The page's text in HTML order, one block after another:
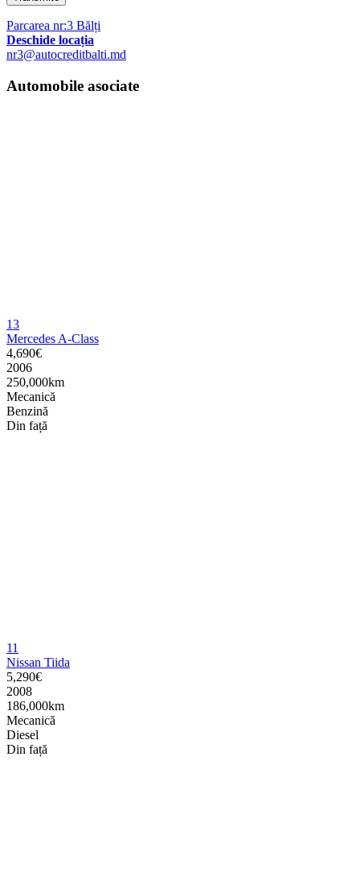
Parcarea nr:3 Bălți
Deschide locația
nr3@autocreditbalti.md
Automobile asociate
13
Mercedes A-Class
4,690€
2006
250,000km
Mecanică
Benzină
Din față
11
Nissan Tiida
5,290€
2008
186,000km
Mecanică
Diesel
Din față